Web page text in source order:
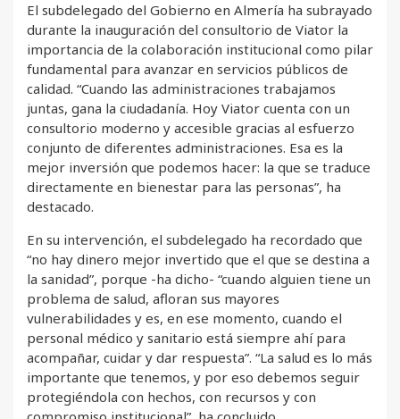
El subdelegado del Gobierno en Almería ha subrayado
durante la inauguración del consultorio de Viator la
importancia de la colaboración institucional como pilar
fundamental para avanzar en servicios públicos de
calidad. “Cuando las administraciones trabajamos
juntas, gana la ciudadanía. Hoy Viator cuenta con un
consultorio moderno y accesible gracias al esfuerzo
conjunto de diferentes administraciones. Esa es la
mejor inversión que podemos hacer: la que se traduce
directamente en bienestar para las personas”, ha
destacado.
En su intervención, el subdelegado ha recordado que
“no hay dinero mejor invertido que el que se destina a
la sanidad”, porque -ha dicho- “cuando alguien tiene un
problema de salud, afloran sus mayores
vulnerabilidades y es, en ese momento, cuando el
personal médico y sanitario está siempre ahí para
acompañar, cuidar y dar respuesta”. “La salud es lo más
importante que tenemos, y por eso debemos seguir
protegiéndola con hechos, con recursos y con